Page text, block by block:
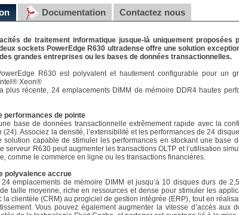
Documentation Contactez nous
de traitement informatique jusque-là uniquement
sockets PowerEdge R630 ultradense offre une solution
grandes entreprises ou les bases de données transactionnelles.
R630 est polyvalent et hautement configurable pour un
Xeon®
plus récente, 24 emplacements DIMM de mémoire DDR4 hautes
performances de pointe
base de données transactionnelle extrêmement rapide avec la
(24). Associez la densité, l’extensibilité et les performances de 24
solution capable de stimuler les performances en stockant une base
serveur R630 peut augmenter les transactions OLTP et l’utilisation
comme le commerce en ligne ou les transactions financières.
polyvalence accrue
24 emplacements de mémoire DIMM et jusqu’à 10 disques durs de
taille moyenne, riche en ressources et dense pour stimuler les
la clientèle (CRM) au progiciel de gestion intégrée (ERP), tout en
Vous pouvez également augmenter la vitesse d’accès aux